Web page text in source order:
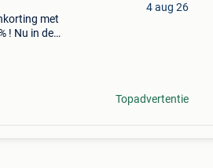
met
! Nu in de
4 aug 26
Topadvertentie